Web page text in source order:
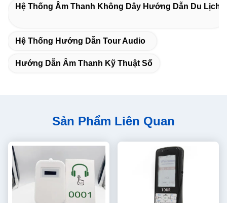
Hệ Thống Âm Thanh Không Dây Hướng Dẫn Du Lịch
Hệ Thống Hướng Dẫn Tour Audio
Hướng Dẫn Âm Thanh Kỹ Thuật Số
Sản Phẩm Liên Quan